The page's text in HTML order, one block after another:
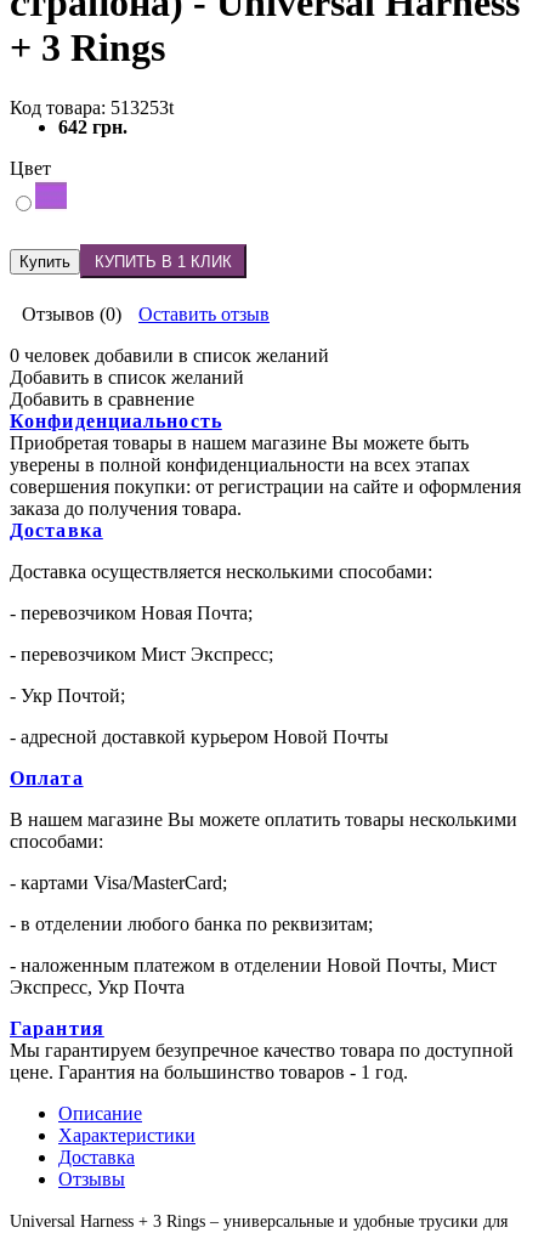
+ 3 Rings
Код товара: 513253t
642 грн.
Цвет
Купить КУПИТЬ В 1 КЛИК
Отзывов (0)
Оставить отзыв
0 человек добавили в список желаний
Добавить в список желаний
Добавить в сравнение
Конфиденциальность
Приобретая товары в нашем магазине Вы можете быть
уверены в полной конфиденциальности на всех этапах
совершения покупки: от регистрации на сайте и оформления
заказа до получения товара.
Доставка
Доставка осуществляется несколькими способами:
- перевозчиком Новая Почта;
- перевозчиком Мист Экспресс;
- Укр Почтой;
- адресной доставкой курьером Новой Почты
Оплата
В нашем магазине Вы можете оплатить товары несколькими
способами:
- картами Visa/MasterCard;
- в отделении любого банка по реквизитам;
- наложенным платежом в отделении Новой Почты, Мист
Экспресс, Укр Почта
Гарантия
Мы гарантируем безупречное качество товара по доступной
цене. Гарантия на большинство товаров - 1 год.
Описание
Характеристики
Доставка
Отзывы
Universal Harness + 3 Rings – универсальные и удобные трусики для